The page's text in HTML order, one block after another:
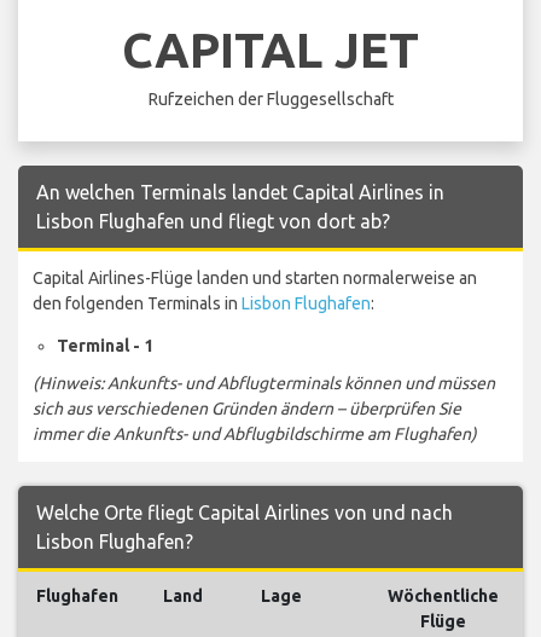
CAPITAL JET
Rufzeichen der Fluggesellschaft
An welchen Terminals landet Capital Airlines in
Lisbon Flughafen und fliegt von dort ab?
Capital Airlines-Flüge landen und starten normalerweise an
den folgenden Terminals in Lisbon Flughafen:
Terminal - 1
(Hinweis: Ankunfts- und Abflugterminals können und müssen
sich aus verschiedenen Gründen ändern – überprüfen Sie
immer die Ankunfts- und Abflugbildschirme am Flughafen)
Welche Orte fliegt Capital Airlines von und nach
Lisbon Flughafen?
Flughafen Land Lage
Wöchentliche
Flüge